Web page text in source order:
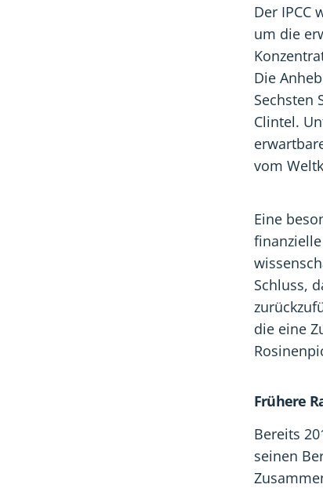
Der IPCC
um die
Die
Sechsten
Clintel.
vom
Eine
Schluss,
die eine
Frühere
Bereits
seinen